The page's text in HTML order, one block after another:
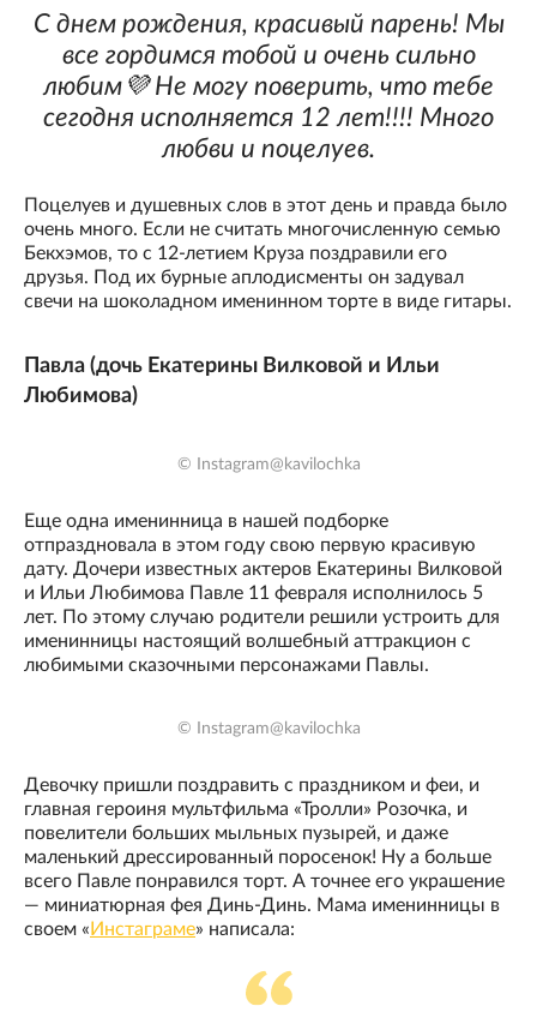
С днем рождения, красивый парень! Мы
все гордимся тобой и очень сильно
любим💜 Не могу поверить, что тебе
сегодня исполняется 12 лет!!!! Много
любви и поцелуев.
Поцелуев и душевных слов в этот день и правда было
очень много. Если не считать многочисленную семью
Бекхэмов, то с 12-летием Круза поздравили его
друзья. Под их бурные аплодисменты он задувал
свечи на шоколадном именинном торте в виде гитары.
Павла (дочь Екатерины Вилковой и Ильи
Любимова)
© Instagram@kavilochka
Еще одна именинница в нашей подборке
отпраздновала в этом году свою первую красивую
дату. Дочери известных актеров Екатерины Вилковой
и Ильи Любимова Павле 11 февраля исполнилось 5
лет. По этому случаю родители решили устроить для
именинницы настоящий волшебный аттракцион с
любимыми сказочными персонажами Павлы.
© Instagram@kavilochka
Девочку пришли поздравить с праздником и феи, и
главная героиня мультфильма «Тролли» Розочка, и
повелители больших мыльных пузырей, и даже
маленький дрессированный поросенок! Ну а больше
всего Павле понравился торт. А точнее его украшение
— миниатюрная фея Динь-Динь. Мама именинницы в
своем « Инстаграме» написала: